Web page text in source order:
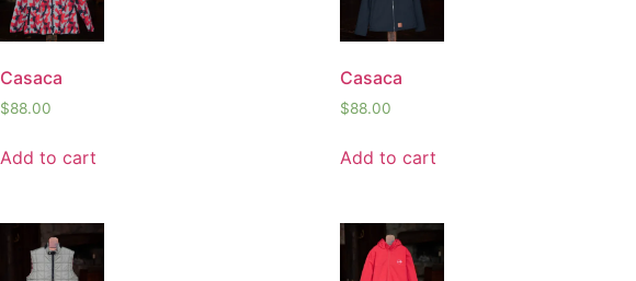
Casaca
$88.00
Add to cart
Casaca
$88.00
Add to cart